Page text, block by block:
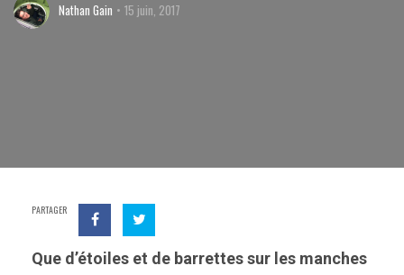
Nathan Gain 15 juin, 2017
PARTAGER
Que d’étoiles et de barrettes sur les manches